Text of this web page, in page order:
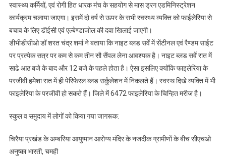
स्वास्थ्य कर्मियों, एवं रोगी हित धारक मंच के सहयोग से मास ड्रग एडमिनिस्ट्रेशन
कार्यक्रम चलाया जाएगा। इसमें दो वर्ष से ऊपर के सभी स्वस्थ्य व्यक्ति को फाईलेरिया से
बचाव के लिए डीईसी एवं एल्बेण्डाजोल की दवा खिलाई जाएगी।
डीभीडीसीओ डॉ शरत चंद्र शर्मा ने बताया कि नाइट ब्लड सर्वे में सेंटीनल एवं रैण्डम साईट
पर प्रत्येक सत्र पर कम से कम तीन सौ सैंपल लेना आवश्यक है। नाइट ब्लड सर्वे रात में
साढे आठ बजे के बाद और 12 बजे के पहले होता है। ऐसा इसलिए क्योंकि फाइलेरिया के
परजीवी हमेशा रात में ही पेरिफेरल ब्लड सर्कुलेशन में निकलते हैं। स्वस्थ दिखे व्यक्ति में भी
फाइलेरिया के परजीवी हो सकते हैं। जिले में 6472 फाइलेरिया के चिन्हित मरीज है।
स्कुल व समुदाय में लोगों को किया गया जागरूक:
चिरैया प्रखंड के अम्बरिया आयुष्मान आरोग्य मंदिर के नजदीक ग्रामीणों के बीच सीएचओ
अनुष्का भारती, चमही